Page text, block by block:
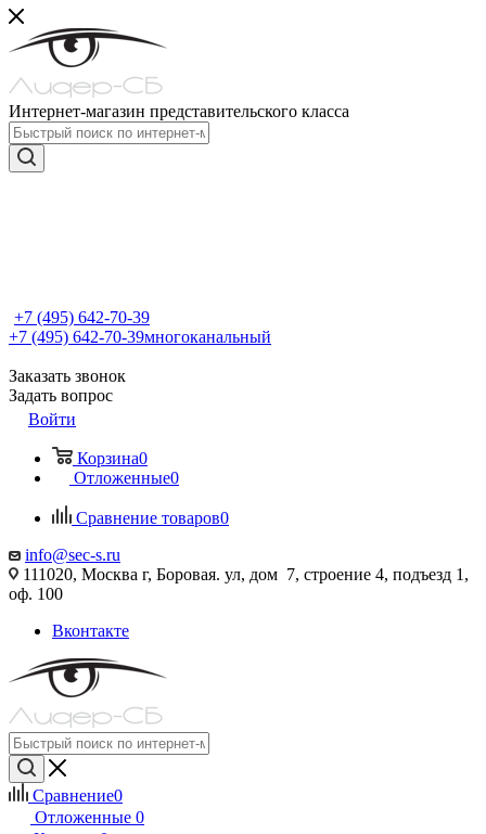
Интернет-магазин представительского класса
+7 (495) 642-70-39
+7 (495) 642-70-39многоканальный
Заказать звонок
Задать вопрос
Войти
Корзина0
Отложенные0
Сравнение товаров0
info@sec-s.ru
111020, Москва г, Боровая. ул, дом 7, строение 4, подъезд 1,
оф. 100
Вконтакте
Сравнение0
Отложенные 0